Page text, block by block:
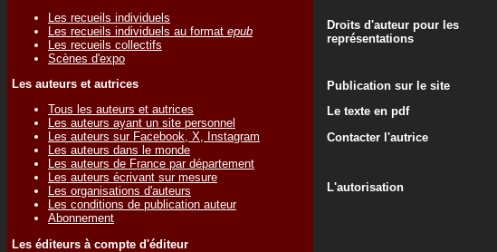
Les recueils individuels
Les recueils individuels au format epub
Les recueils collectifs
Scènes d'expo
Les auteurs et autrices
Tous les auteurs et autrices
Les auteurs ayant un site personnel
Les auteurs sur Facebook, X, Instagram
Les auteurs dans le monde
Les auteurs de France par département
Les auteurs écrivant sur mesure
Les organisations d'auteurs
Les conditions de publication auteur
Abonnement
Les éditeurs à compte d'éditeur
Droits d'auteur pour les
représentations
Publication sur le site
Le texte en pdf
Contacter l'autrice
L'autorisation